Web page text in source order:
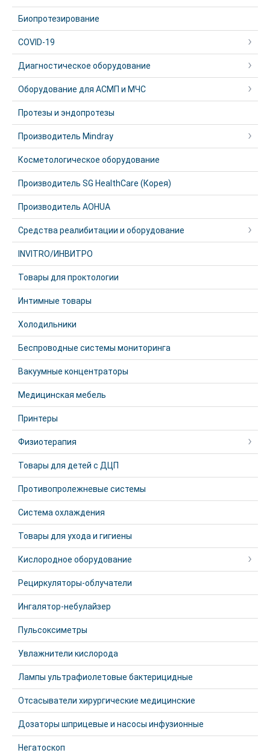
Биопротезирование
COVID-19
Диагностическое оборудование
Оборудование для АСМП и МЧС
Протезы и эндопротезы
Производитель Mindray
Косметологическое оборудование
Производитель SG HealthCare (Корея)
Производитель AOHUA
Средства реалибитации и оборудование
INVITRO/ИНВИТРО
Товары для проктологии
Интимные товары
Холодильники
Беспроводные системы мониторинга
Вакуумные концентраторы
Медицинская мебель
Принтеры
Физиотерапия
Товары для детей с ДЦП
Противопролежневые системы
Система охлаждения
Товары для ухода и гигиены
Кислородное оборудование
Рециркуляторы-облучатели
Ингалятор-небулайзер
Пульсоксиметры
Увлажнители кислорода
Лампы ультрафиолетовые бактерицидные
Отсасыватели хирургические медицинские
Дозаторы шприцевые и насосы инфузионные
Негатоскоп